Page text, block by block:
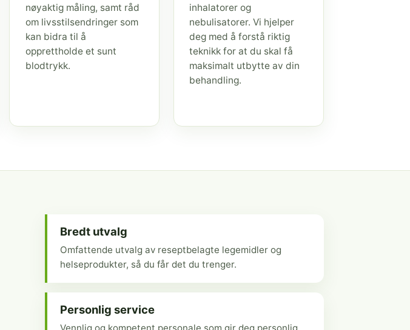
nøyaktig måling, samt råd
om livsstilsendringer som
kan bidra til å
opprettholde et sunt
blodtrykk.
inhalatorer og
nebulisatorer. Vi hjelper
deg med å forstå riktig
teknikk for at du skal få
maksimalt utbytte av din
behandling.
Bredt utvalg
Omfattende utvalg av reseptbelagte legemidler og
helseprodukter, så du får det du trenger.
Personlig service